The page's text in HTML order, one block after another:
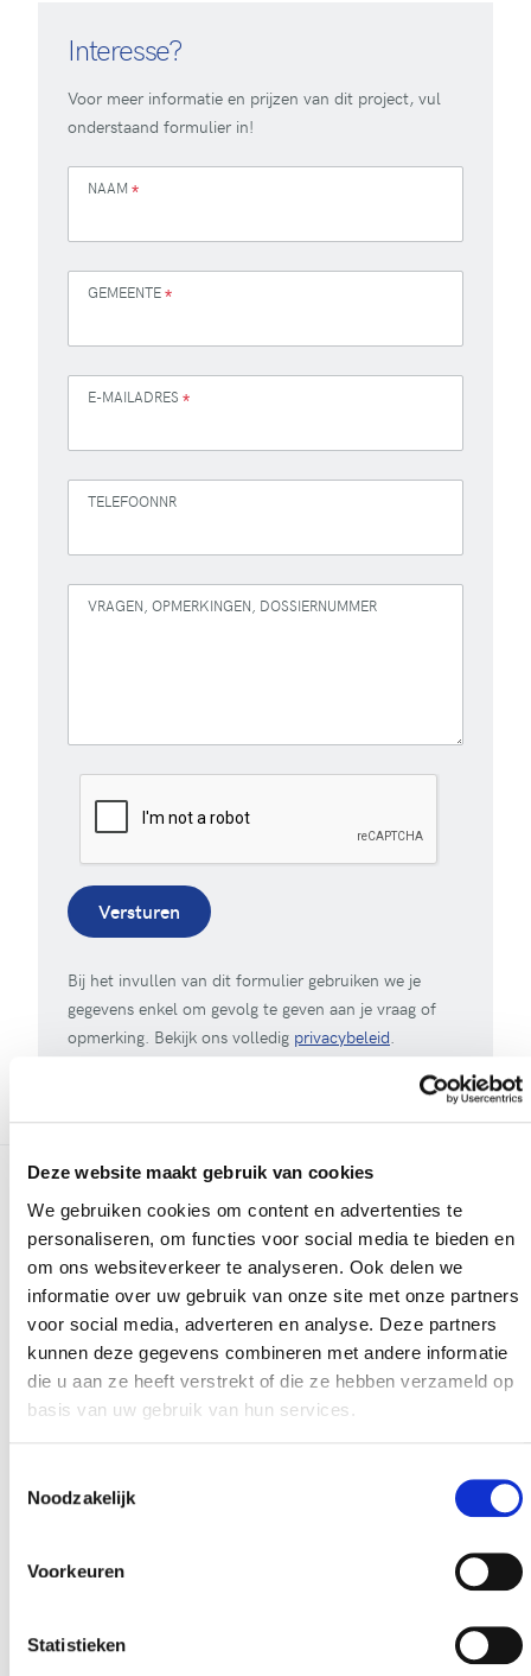
Deze website maakt gebruik van cookies
We gebruiken cookies om content en advertenties te
personaliseren, om functies voor social media te bieden en
om ons websiteverkeer te analyseren. Ook delen we
informatie over uw gebruik van onze site met onze partners
voor social media, adverteren en analyse. Deze partners
kunnen deze gegevens combineren met andere informatie
die u aan ze heeft verstrekt of die ze hebben verzameld op
basis van uw gebruik van hun services.
Noodzakelijk
Voorkeuren
Statistieken
Interesse?
Voor meer informatie en prijzen van dit project, vul
onderstaand formulier in!
NAAM *
GEMEENTE*
E-MAILADRES *
TELEFOONNR
VRAGEN, OPMERKINGEN, DOSSIERNUMMER
Versturen
Bij het invullen van dit formulier gebruiken we je
gegevens enkel om gevolg te geven aan je vraag of
opmerking. Bekijk ons volledig privacybeleid.
Meer realisaties